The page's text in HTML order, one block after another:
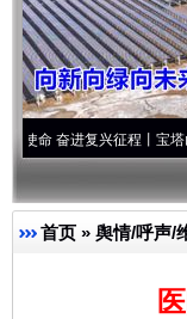
复兴征程丨宝塔山下好光景..
首页 » 舆情/呼声/